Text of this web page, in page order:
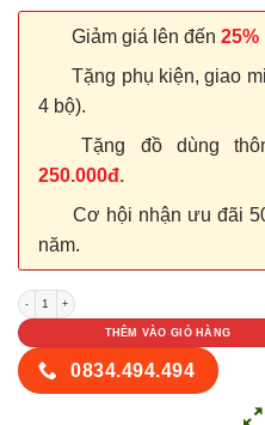
Giảm giá lên đến 25%
Tặng phụ kiện, giao
4 bộ).
Tặng đồ dùng
250.000đ.
Cơ hội nhận ưu đãi
năm.
NỘI THẤT TỦ GỖ KỆ GỖ 59 số lượng
THÊM VÀO GIỎ HÀNG
0834.494.494